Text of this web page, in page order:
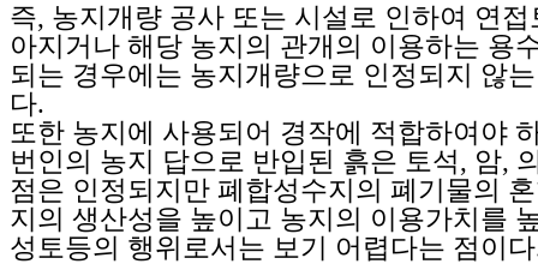
즉, 농지개량 공사 또는 시설로 인하여 연
아지거나 해당 농지의 관개의 이용하는 용
되는 경우에는 농지개량으로 인정되지 않
다.
또한 농지에 사용되어 경작에 적합하여야
번인의 농지 답으로 반입된 흙은 토석, 암,
점은 인정되지만 폐합성수지의 폐기물의
지의 생산성을 높이고 농지의 이용가치를
성토등의 행위로서는 보기 어렵다는 점이